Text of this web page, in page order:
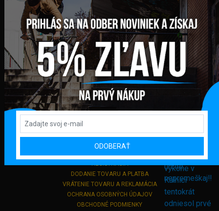
FAKTURAČNÁ ADRESA
GLOBAL DIAMONDS s. r. o.
Námestie sv. Martina 708/30
082 71 Lipany
Slovensko
+421 948 374 905
info@bmxshop.sk
Podporujeme online platby
DÔLEŽITÉ ODKAZY
REGISTRÁCIA
DODANIE TOVARU A PLATBA
VRÁTENIE TOVARU A REKLAMÁCIA
OCHRANA OSOBNÝCH ÚDAJOV
OBCHODNÉ PODMIENKY
ODOBERAŤ